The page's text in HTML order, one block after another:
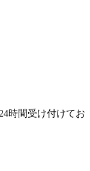
時間受け付けてお